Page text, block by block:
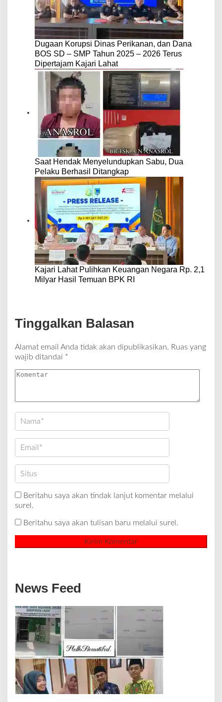
Dugaan Korupsi Dinas Perikanan, dan Dana
BOS SD – SMP Tahun 2025 – 2026 Terus
Dipertajam Kajari Lahat
Saat Hendak Menyelundupkan Sabu, Dua
Pelaku Berhasil Ditangkap
Kajari Lahat Pulihkan Keuangan Negara Rp. 2,1
Milyar Hasil Temuan BPK RI
Tinggalkan Balasan
Alamat email Anda tidak akan dipublikasikan. Ruas yang
wajib ditandai *
Beritahu saya akan tindak lanjut komentar melalui
surel.
Beritahu saya akan tulisan baru melalui surel.
News Feed